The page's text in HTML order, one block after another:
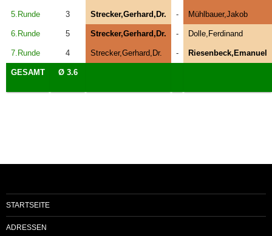
5.Runde 3 Strecker,Gerhard,Dr. - Mühlbauer,Jakob
6.Runde 5 Strecker,Gerhard,Dr. - Dolle,Ferdinand
7.Runde 4 Strecker,Gerhard,Dr. - Riesenbeck,Emanuel
GESAMT Ø 3.6
STARTSEITE
ADRESSEN